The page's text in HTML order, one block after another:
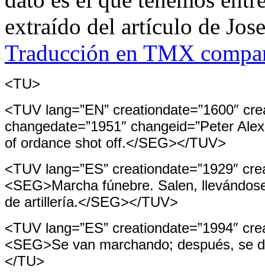
extraído del artículo de
Traducción en TMX
<TU>
<TUV lang=”EN” creationdate=”1600″
changedate=”1951″ changeid=”Peter
of ordance shot off.</SEG></TUV>
<TUV lang=”ES” creationdate=”1929″
<SEG>Marcha fúnebre. Salen,
de artillería.</SEG></TUV>
<TUV lang=”ES” creationdate=”1994″
<SEG>Se van marchando; después, se
</TU>